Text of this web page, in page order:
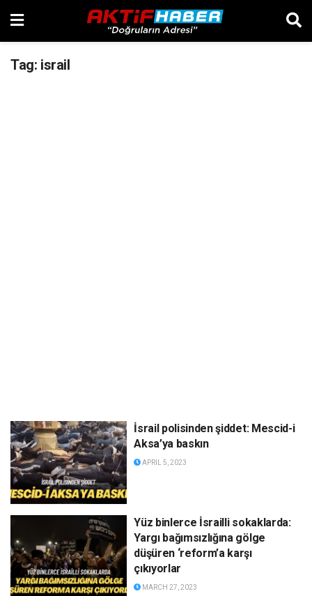
Tag: israil
İsrail polisinden şiddet: Mescid-i
Aksa’ya baskın
APRIL 5, 2023
Yüz binlerce İsrailli sokaklarda:
Yargı bağımsızlığına gölge
düşüren ‘reform’a karşı
çıkıyorlar
MARCH 27, 2023